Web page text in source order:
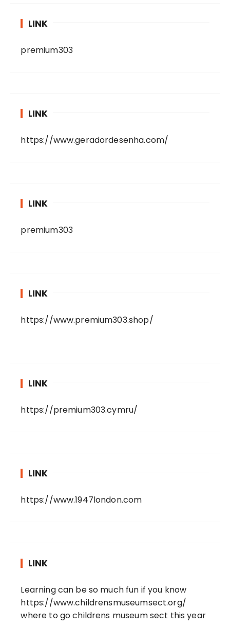
LINK
premium303
LINK
https://www.geradordesenha.com/
LINK
premium303
LINK
https://www.premium303.shop/
LINK
https://premium303.cymru/
LINK
https://www.1947london.com
LINK
Learning can be so much fun if you know
https://www.childrensmuseumsect.org/
where to go childrens museum sect this year